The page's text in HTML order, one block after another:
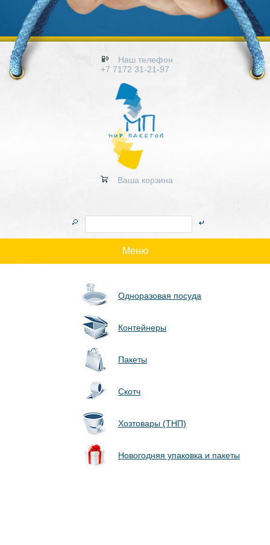
Наш телефон
+7 7172 31-21-97
Ваша корзина
Меню
Одноразовая посуда
Контейнеры
Пакеты
Скотч
Хозтовары (ТНП)
Новогодняя упаковка и пакеты